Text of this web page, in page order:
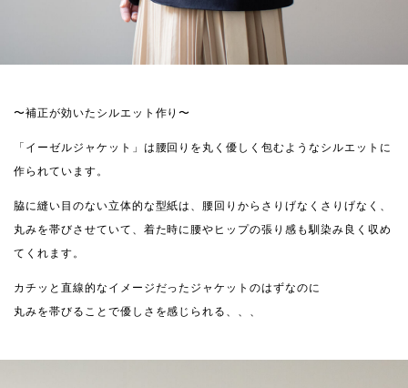
〜補正が効いたシルエット作り〜
「イーゼルジャケット」は腰回りを丸く優しく包むようなシルエットに
作られています。
脇に縫い目のない立体的な型紙は、腰回りからさりげなくさりげなく、
丸みを帯びさせていて、着た時に腰やヒップの張り感も馴染み良く収め
てくれます。
カチッと直線的なイメージだったジャケットのはずなのに
丸みを帯びることで優しさを感じられる、、、